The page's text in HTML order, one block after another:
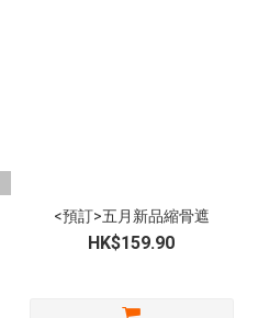
<預訂>五月新品縮骨遮
HK$159.90